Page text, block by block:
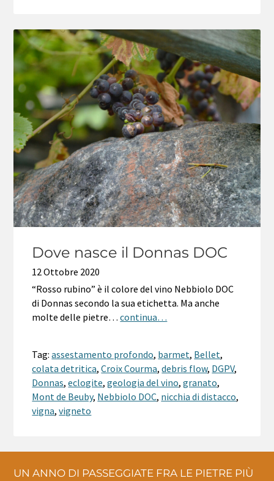
Dove nasce il Donnas DOC
12 Ottobre 2020
“Rosso rubino” è il colore del vino Nebbiolo DOC
di Donnas secondo la sua etichetta. Ma anche
molte delle pietre…continua…
Tag:assestamento profondo, barmet, Bellet,
colata detritica,Croix Courma,debris flow, DGPV,
Donnas,eclogite,geologia del vino,granato,
Mont de Beuby, Nebbiolo DOC, nicchia di distacco,
vigna,vigneto
UN ANNO DI PASSEGGIATE FRA LE PIETRE PIÙ